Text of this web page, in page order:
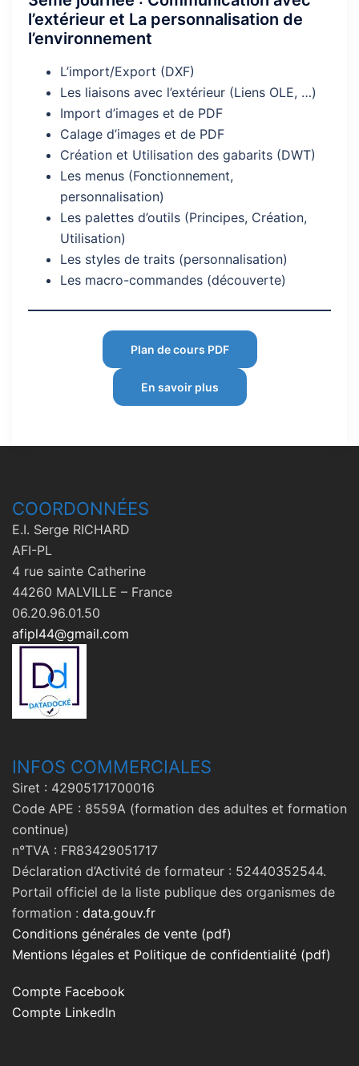
l’extérieur et La personnalisation de
l’environnement
L’import/Export (DXF)
Les liaisons avec l’extérieur (Liens OLE, …)
Import d’images et de PDF
Calage d’images et de PDF
Création et Utilisation des gabarits (DWT)
Les menus (Fonctionnement,
personnalisation)
Les palettes d’outils (Principes, Création,
Utilisation)
Les styles de traits (personnalisation)
Les macro-commandes (découverte)
Plan de cours PDF
En savoir plus
COORDONNÉES
E.I. Serge RICHARD
AFI-PL
4 rue sainte Catherine
44260 MALVILLE – France
06.20.96.01.50
afipl44@gmail.com
INFOS COMMERCIALES
Siret : 42905171700016
Code APE : 8559A (formation des adultes et formation
continue)
n°TVA : FR83429051717
Déclaration d’Activité de formateur : 52440352544.
Portail officiel de la liste publique des organismes de
formation : data.gouv.fr
Conditions générales de vente (pdf)
Mentions légales et Politique de confidentialité (pdf)
Compte Facebook
Compte LinkedIn